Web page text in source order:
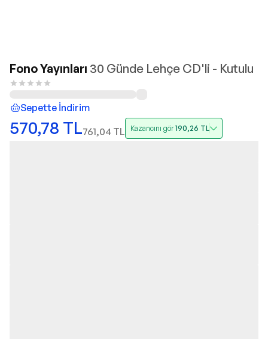
Fono Yayınları 30 Günde Lehçe CD'li - Kutulu
Sepette İndirim
570,78 TL761,04 TL Kazancını gör190,26 TL